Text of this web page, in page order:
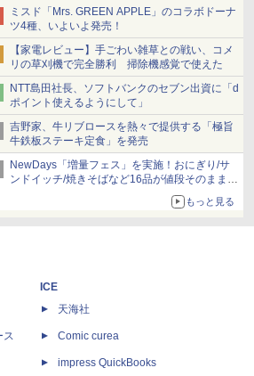
ミスド「Mrs. GREEN APPLE」のコラボドーナ
ツ4種、いよいよ発売！
【家電レビュー】手ごわい雑草との戦い、コメ
リの草刈機で完全勝利 掃除機感覚で使えた
NTT島田社長、ソフトバンクのセブン出資に「d
ポイント使えるようにして」
吉野家、牛リブロースを熱々で提供する「極旨
牛鉄板ステーキ定食」を発売
NewDays「増量フェス」を実施！おにぎり/サ
ンドイッチ/焼きそばなど16品が値段そのままで
もっと見る
ス
ICE
天海社
Comic curea
impress QuickBooks